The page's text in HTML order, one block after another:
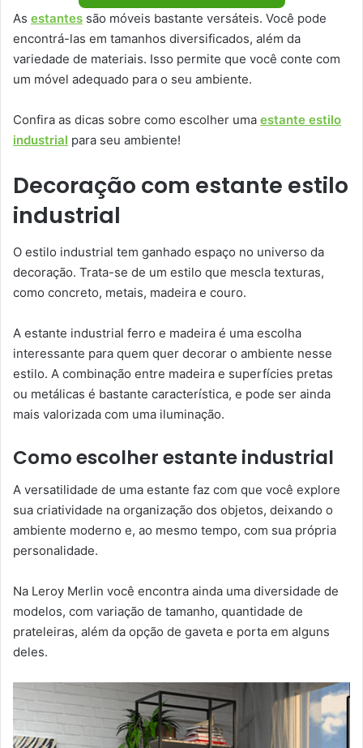
As estantes são móveis bastante versáteis. Você pode
encontrá-las em tamanhos diversificados, além da
variedade de materiais. Isso permite que você conte com
um móvel adequado para o seu ambiente.
Confira as dicas sobre como escolher uma estante estilo
industrial para seu ambiente!
Decoração com estante estilo
industrial
O estilo industrial tem ganhado espaço no universo da
decoração. Trata-se de um estilo que mescla texturas,
como concreto, metais, madeira e couro.
A estante industrial ferro e madeira é uma escolha
interessante para quem quer decorar o ambiente nesse
estilo. A combinação entre madeira e superfícies pretas
ou metálicas é bastante característica, e pode ser ainda
mais valorizada com uma iluminação.
Como escolher estante industrial
A versatilidade de uma estante faz com que você explore
sua criatividade na organização dos objetos, deixando o
ambiente moderno e, ao mesmo tempo, com sua própria
personalidade.
Na Leroy Merlin você encontra ainda uma diversidade de
modelos, com variação de tamanho, quantidade de
prateleiras, além da opção de gaveta e porta em alguns
deles.